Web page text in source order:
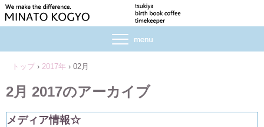
トップ › 2017年 › 02月
2月 2017のアーカイブ
メディア情報☆